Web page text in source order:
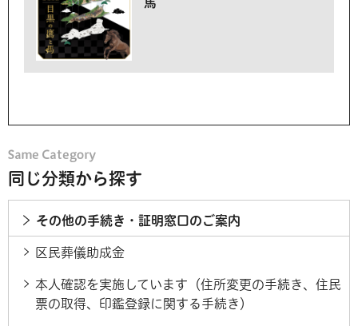
同じ分類から探す
その他の手続き・証明窓口のご案内
区民葬儀助成金
本人確認を実施しています（住所変更の手続き、住民
票の取得、印鑑登録に関する手続き）